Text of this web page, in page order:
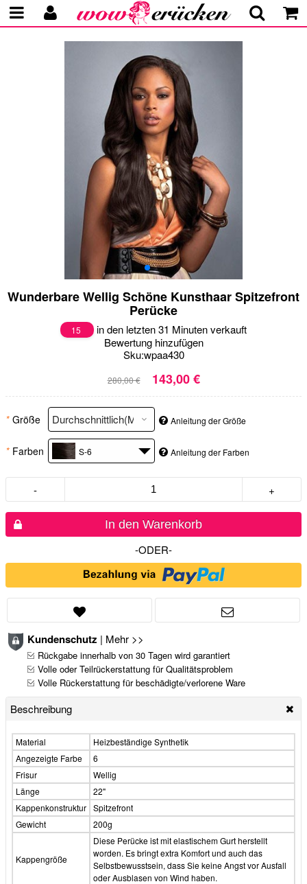
Wunderbare Wellig Schöne Kunsthaar Spitzefront
Perücke
15
in den letzten 31 Minuten verkauft
Bewertung hinzufügen
Sku:wpaa430
280,00 € 143,00 €
* Größe Anleitung der Größe
* Farben S-6 Anleitung der Farben
- +
In den Warenkorb
-ODER-
Kundenschutz | Mehr >>
Rückgabe innerhalb von 30 Tagen wird garantiert
Volle oder Teilrückerstattung für Qualitätsproblem
Volle Rückerstattung für beschädigte/verlorene Ware
Beschreibung
Material
Heizbeständige Synthetik
Angezeigte Farbe
6
Frisur
Wellig
Länge
22"
Kappenkonstruktur Spitzefront
Gewicht
200g
Kappengröße
Diese Perücke ist mit elastischem Gurt herstellt
worden. Es bringt extra Komfort und auch das
Selbstbewusstsein, dass Sie keine Angst vor Ausfall
oder Ausblasen von Wind haben.